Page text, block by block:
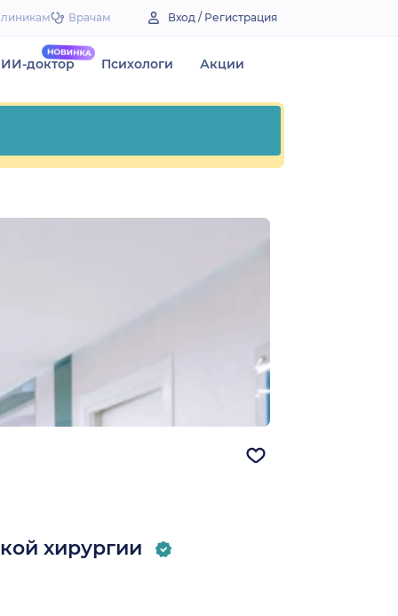
Врачам Вход / Регистрация
ИИ-доктор Психологи Акции
хирургии